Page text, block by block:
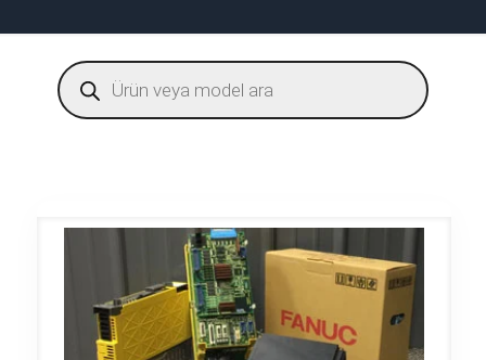
Products
search